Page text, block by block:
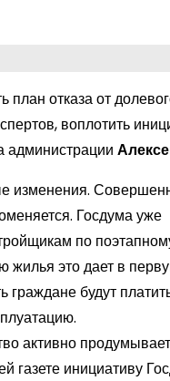
отказа от
воплотить
администрации
изменения.
Госдума уже
по
жилья это дает в
будут
активно
газете инициативу